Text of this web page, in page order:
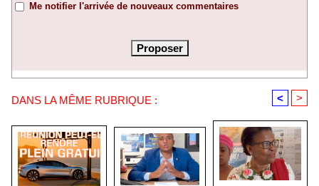
Me notifier l'arrivée de nouveaux commentaires
DANS LA MÊME RUBRIQUE : < >